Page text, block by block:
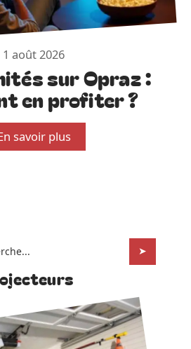
1 août 2026
sur Opraz :
en profiter ?
savoir plus